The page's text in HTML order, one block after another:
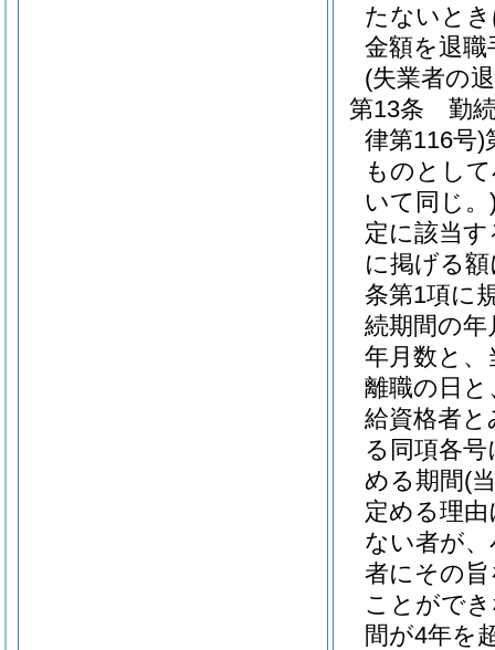
たないと
金額を退
(失業者の
第13条
勤
律第116号)
ものとし
いて同じ。
定に該当
に掲げる
条第1項に
続期間の年
年月数と、
離職の日と
給資格者
る同項各
める期間(
定める理
ない者が
者にその
ことがで
間が4年を